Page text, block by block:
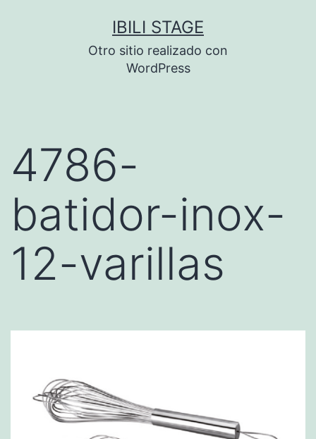
IBILI STAGE
Otro sitio realizado con
WordPress
4786-
batidor-inox-
12-varillas